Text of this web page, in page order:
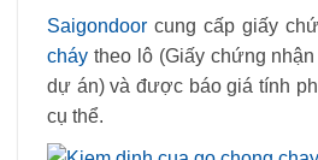
Saigondoor cung cấp giấy
cháy theo lô (Giấy chứng
dự án) và được báo giá tính
cụ thể.